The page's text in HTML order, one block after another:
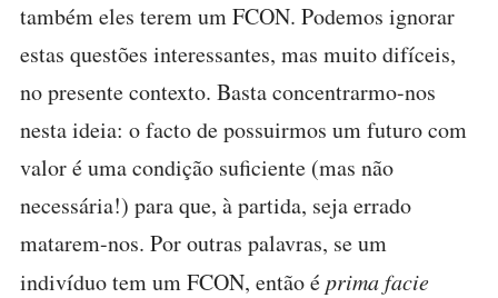
também eles terem um FCON. Podemos ignorar
estas questões interessantes, mas muito difíceis,
no presente contexto. Basta concentrarmo-nos
nesta ideia: o facto de possuirmos um futuro com
valor é uma condição suficiente (mas não
necessária!) para que, à partida, seja errado
matarem-nos. Por outras palavras, se um
indivíduo tem um FCON, então éprima facie